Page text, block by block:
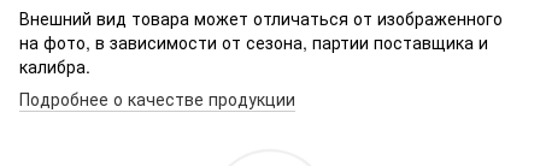
Внешний вид товара может отличаться от изображенного
на фото, в зависимости от сезона, партии поставщика и
калибра.
Подробнее о качестве продукции